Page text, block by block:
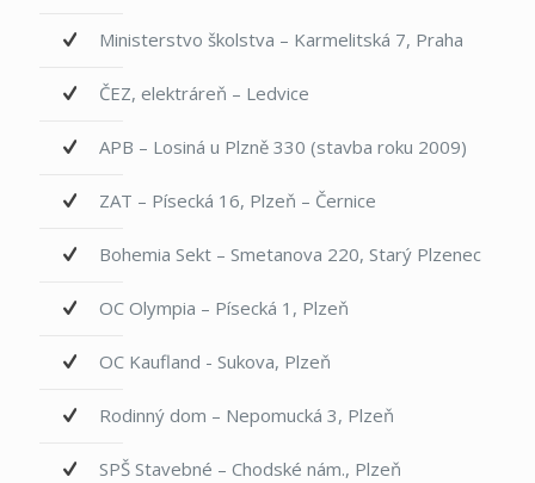
Ministerstvo školstva – Karmelitská 7, Praha
ČEZ, elektráreň – Ledvice
APB – Losiná u Plzně 330 (stavba roku 2009)
ZAT – Písecká 16, Plzeň – Černice
Bohemia Sekt – Smetanova 220, Starý Plzenec
OC Olympia – Písecká 1, Plzeň
OC Kaufland - Sukova, Plzeň
Rodinný dom – Nepomucká 3, Plzeň
SPŠ Stavebné – Chodské nám., Plzeň